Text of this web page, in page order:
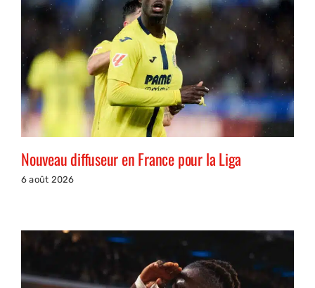
Nouveau diffuseur en France pour la Liga
6 août 2026